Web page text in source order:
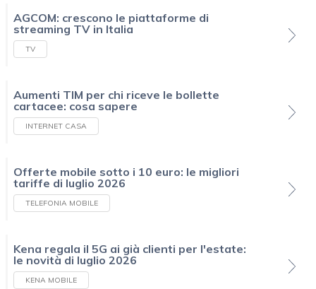
AGCOM: crescono le piattaforme di
streaming TV in Italia
TV
Aumenti TIM per chi riceve le bollette
cartacee: cosa sapere
INTERNET CASA
Offerte mobile sotto i 10 euro: le migliori
tariffe di luglio 2026
TELEFONIA MOBILE
Kena regala il 5G ai già clienti per l'estate:
le novità di luglio 2026
KENA MOBILE